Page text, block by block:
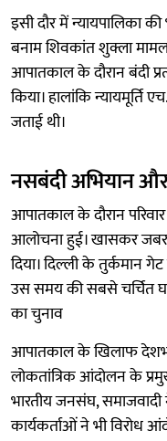
इसी दौर में न्यायपालिका
बनाम शिवकांत शुक्ला
आपातकाल के दौरान बंदी
किया। हालांकि
जताई थी।
नसबंदी अभियान और
आपातकाल के दौरान
आलोचना हुई। खासकर
दिया। दिल्ली के तुर्कमान
उस समय की सबसे चर्चित
का चुनाव
आपातकाल के खिलाफ
लोकतांत्रिक आंदोलन के
भारतीय जनसंघ,
कार्यकर्ताओं ने भी विरोध